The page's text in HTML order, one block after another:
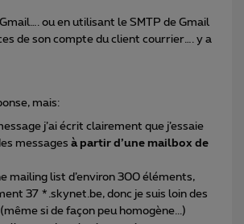
ou en utilisant le SMTP de Gmail
de son compte du client courrier…. y a
mais:
j’ai écrit clairement que j’essaie
messages à partir d’une mailbox de
mailing list d’environ 300 éléments,
37 *.skynet.be, donc je suis loin des
si de façon peu homogène...)